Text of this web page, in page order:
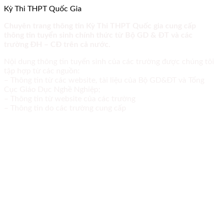
Kỳ Thi THPT Quốc Gia